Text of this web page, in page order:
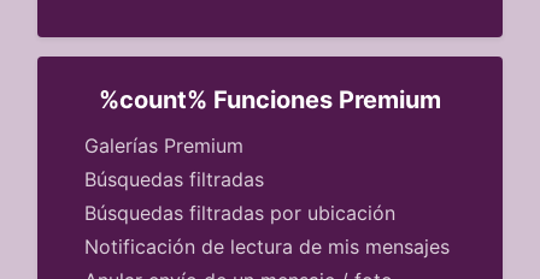
%count% Funciones Premium
Galerías Premium
Búsquedas filtradas
Búsquedas filtradas por ubicación
Notificación de lectura de mis mensajes